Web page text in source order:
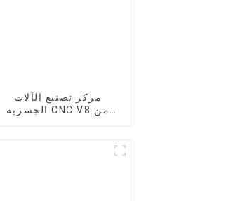
مركز تصنيع الآلات
الجسرية CNC V8 من